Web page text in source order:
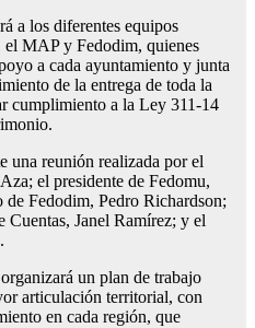
a los diferentes equipos
MAP y Fedodim, quienes
a cada ayuntamiento y junta
de la entrega de toda la
cumplimiento a la Ley 311-14
una reunión realizada por el
el presidente de Fedomu,
Fedodim, Pedro Richardson;
Cuentas, Janel Ramírez; y el
un plan de trabajo
articulación territorial, con
en cada región, que